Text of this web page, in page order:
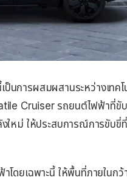
นการผสมผสานระหว่างเทคโ
Cruiser รถยนต์ไฟฟ้าที่ขั
หม่ ให้ประสบการณ์การขับขี่
ยเฉพาะนี้ ให้พื้นที่ภายในกว้